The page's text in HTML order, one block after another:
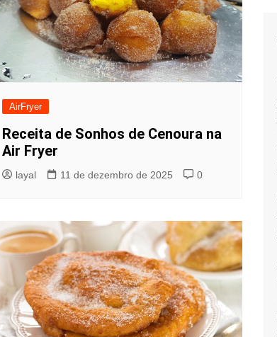
AirFryer
Receita de Sonhos de Cenoura na
Air Fryer
layal 11 de dezembro de 2025 0